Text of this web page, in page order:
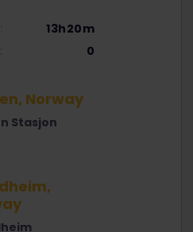
13h20m
0
Norway
Stasjon